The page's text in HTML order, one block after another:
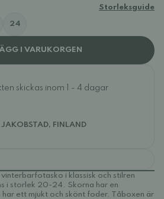
Storleksguide
24
I VARUKORGEN
skickas inom 1 - 4 dagar
FINLAND
vinterbarfotasko i klassisk och stilren
i storlek 20-24. Skorna har en
ett mjukt och skönt foder. Tåboxen är